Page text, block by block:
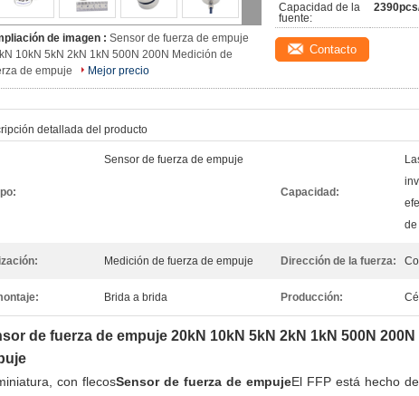
de imagen : Sensor de fuerza de empuje
10kN 5kN 2kN 1kN 500N 200N Medición de
de empuje
Mejor precio
Capacidad de la
fuente:
Contacto
detallada del producto
Sensor de fuerza de empuje
Capacidad:
de
Medición de fuerza de empuje Dirección de la fuerza:
Brida a brida Producción:
de fuerza de empuje 20kN 10kN 5kN 2kN 1kN 500N
con flecosSensor de fuerza de empujeEl FFP está hecho